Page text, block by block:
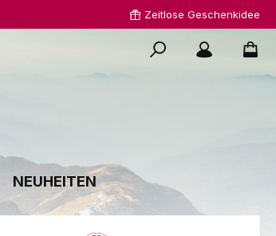
Zeitlose Geschenkidee
NEUHEITEN